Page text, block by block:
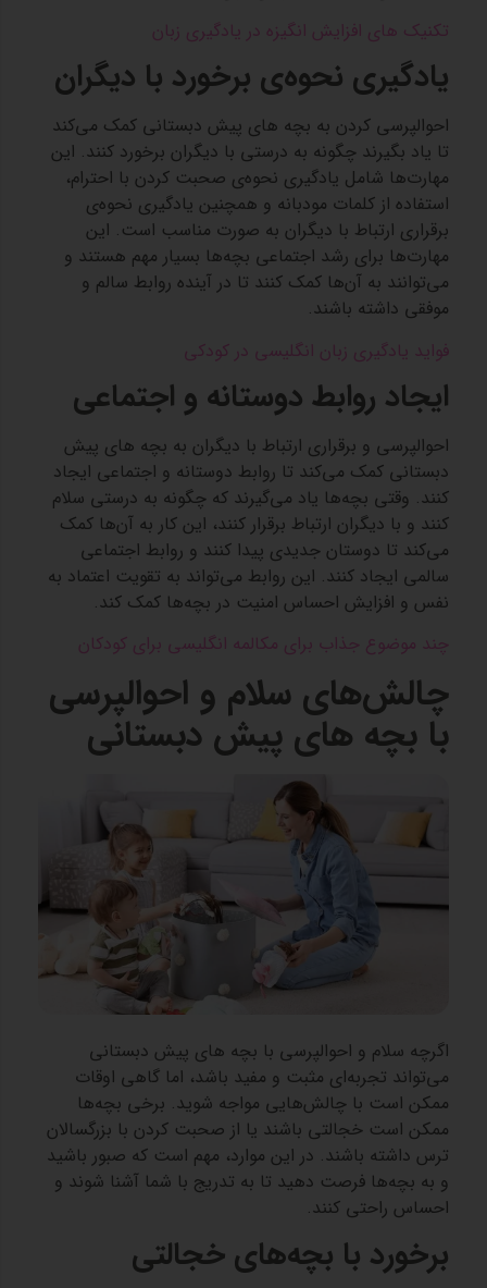
تکنیک های افزایش انگیزه در یادگیری زبان
یادگیری نحوه‌ی برخورد با دیگران
احوالپرسی کردن به بچه های پیش دبستانی کمک می‌کند
تا یاد بگیرند چگونه به درستی با دیگران برخورد کنند. این
مهارت‌ها شامل یادگیری نحوه‌ی صحبت کردن با احترام،
استفاده از کلمات مودبانه و همچنین یادگیری نحوه‌ی
برقراری ارتباط با دیگران به صورت مناسب است. این
مهارت‌ها برای رشد اجتماعی بچه‌ها بسیار مهم هستند و
می‌توانند به آن‌ها کمک کنند تا در آینده روابط سالم و
موفقی داشته باشند.
فواید یادگیری زبان انگلیسی در کودکی
ایجاد روابط دوستانه و اجتماعی
احوالپرسی و برقراری ارتباط با دیگران به بچه های پیش
دبستانی کمک می‌کند تا روابط دوستانه و اجتماعی ایجاد
کنند. وقتی بچه‌ها یاد می‌گیرند که چگونه به درستی سلام
کنند و با دیگران ارتباط برقرار کنند، این کار به آن‌ها کمک
می‌کند تا دوستان جدیدی پیدا کنند و روابط اجتماعی
سالمی ایجاد کنند. این روابط می‌تواند به تقویت اعتماد به
نفس و افزایش احساس امنیت در بچه‌ها کمک کند.
چند موضوع جذاب برای مکالمه انگلیسی برای کودکان
چالش‌های سلام و احوالپرسی
با بچه‌ های پیش‌ دبستانی
اگرچه سلام و احوالپرسی با بچه های پیش دبستانی
می‌تواند تجربه‌ای مثبت و مفید باشد، اما گاهی اوقات
ممکن است با چالش‌هایی مواجه شوید. برخی بچه‌ها
ممکن است خجالتی باشند یا از صحبت کردن با بزرگسالان
ترس داشته باشند. در این موارد، مهم است که صبور باشید
و به بچه‌ها فرصت دهید تا به تدریج با شما آشنا شوند و
احساس راحتی کنند.
برخورد با بچه‌های خجالتی